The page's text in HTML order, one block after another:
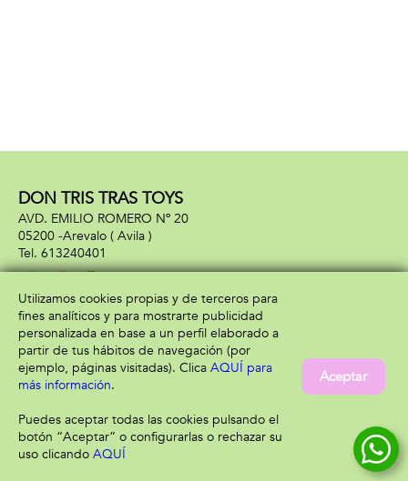
DON TRIS TRAS TOYS
AVD. EMILIO ROMERO Nº 20
05200 -Arevalo ( Avila )
613240401
Información
Aviso legal
Política de privacidad
Política de cookies
Atención al cliente
Envío y devolución
Utilizamos cookies propias y de terceros para
fines analíticos y para mostrarte publicidad
personalizada en base a un perfil elaborado a
partir de tus hábitos de navegación (por
ejemplo, páginas visitadas). Clica AQUÍ para
más información.
Puedes aceptar todas las cookies pulsando el
botón “Aceptar” o configurarlas o rechazar su
uso clicando AQUÍ
Aceptar